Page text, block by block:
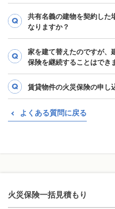
共有名義の建物を契約した
なりますか？
家を建て替えたのですが、
保険を継続することはでき
賃貸物件の火災保険の申し
よくある質問に戻る
火災保険一括見積もり